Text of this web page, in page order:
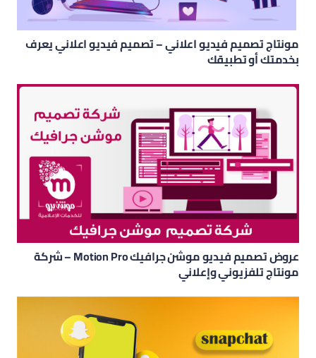
مونتاج تصميم فيديو اعلاني – تصميم فيديو اعلاني يعرف
بخدمتك أو تطبيقك
عروض تصميم فيديو موشن جرافيك Motion Pro – شركة
مونتاج تلفزيوني وإعلاني